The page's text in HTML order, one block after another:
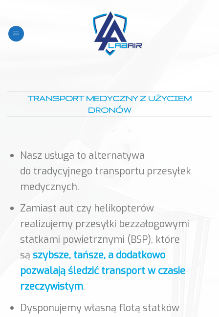
content
TRANSPORT MEDYCZNY Z UŻYCIEM
DRONÓW
Nasz usługa to alternatywa
do tradycyjnego transportu przesyłek
medycznych.
Zamiast aut czy helikopterów
realizujemy przesyłki bezzałogowymi
statkami powietrznymi (BSP), które
są szybsze, tańsze, a dodatkowo
pozwalają śledzić transport w czasie
rzeczywistym.
Dysponujemy własną flotą statków